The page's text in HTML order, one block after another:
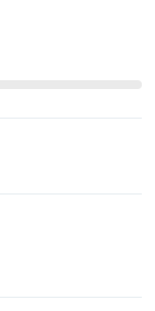
、第1弾・第2弾
るほか、ここ
では、キャラク
き下ろしのオ
ジナルグッズ
パフォーマン
・スカイレス